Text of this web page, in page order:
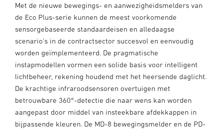
Met de nieuwe bewegings- en aanwezigheidsmelders van
de Eco Plus-serie kunnen de meest voorkomende
sensorgebaseerde standaardeisen en alledaagse
scenario's in de contractsector succesvol en eenvoudig
worden geïmplementeerd. De pragmatische
instapmodellen vormen een solide basis voor intelligent
lichtbeheer, rekening houdend met het heersende daglicht.
De krachtige infraroodsensoren overtuigen met
betrouwbare 360°-detectie die naar wens kan worden
aangepast door middel van insteekbare afdekkappen in
bijpassende kleuren. De MD-8 bewegingsmelder en de PD-